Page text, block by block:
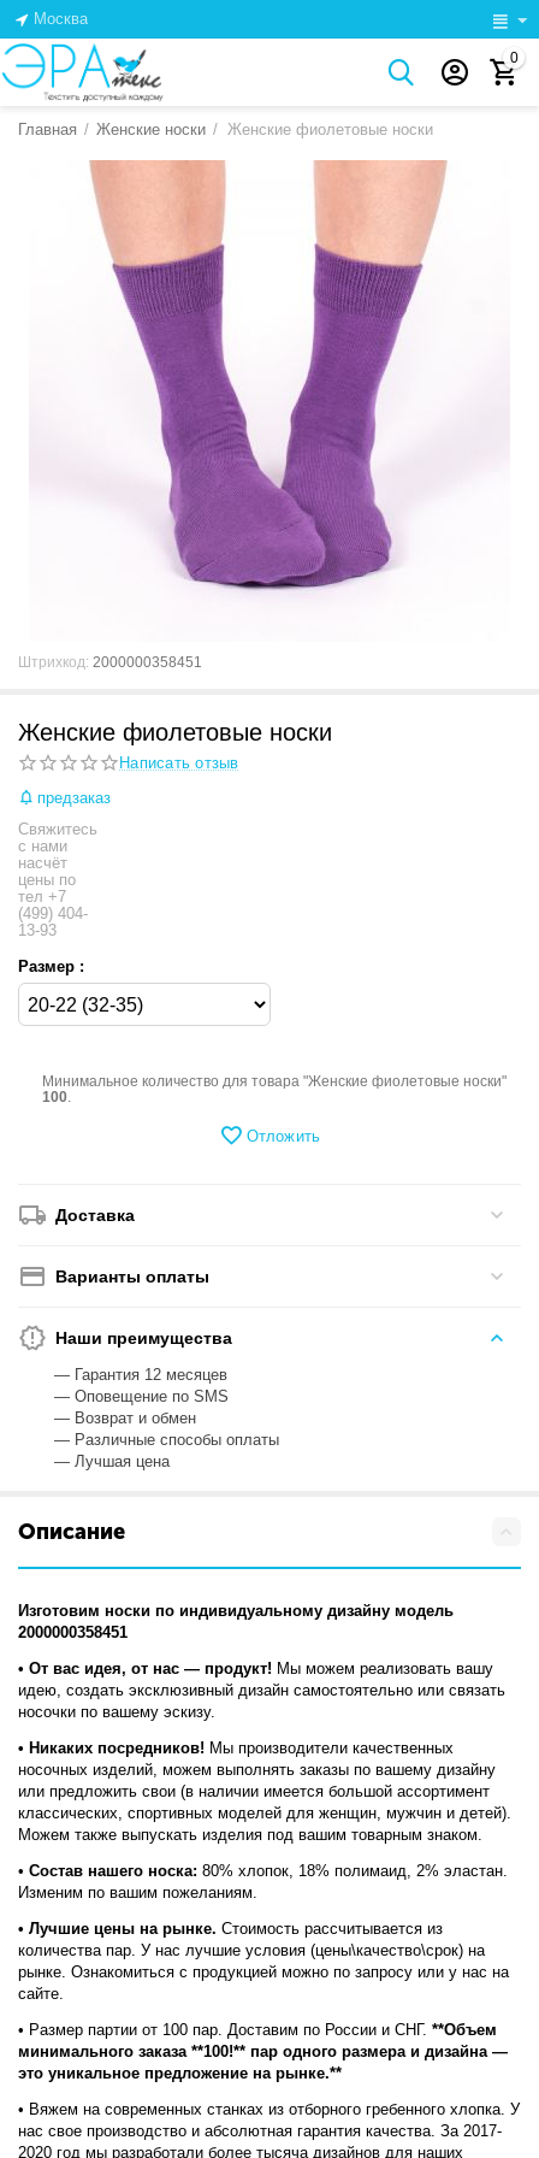
Москва
0
Главная / Женские носки / Женские фиолетовые носки
Штрихкод: 2000000358451
Женские фиолетовые носки
Написать отзыв
предзаказ
Свяжитесь
с нами
насчёт
цены по
тел +7
(499) 404-
13-93
Размер :
Минимальное количество для товара "Женские фиолетовые носки"
100.
Отложить
Доставка
Варианты оплаты
Наши преимущества
— Гарантия 12 месяцев
— Оповещение по SMS
— Возврат и обмен
— Различные способы оплаты
— Лучшая цена
Описание
Изготовим носки по индивидуальному дизайну модель
2000000358451
• От вас идея, от нас — продукт! Мы можем реализовать вашу
идею, создать эксклюзивный дизайн самостоятельно или связать
носочки по вашему эскизу.
• Никаких посредников! Мы производители качественных
носочных изделий, можем выполнять заказы по вашему дизайну
или предложить свои (в наличии имеется большой ассортимент
классических, спортивных моделей для женщин, мужчин и детей).
Можем также выпускать изделия под вашим товарным знаком.
•Состав нашего носка: 80% хлопок, 18% полимаид, 2% эластан.
Изменим по вашим пожеланиям.
• Лучшие цены на рынке. Стоимость рассчитывается из
количества пар. У нас лучшие условия (цены\качество\срок) на
рынке. Ознакомиться с продукцией можно по запросу или у нас на
сайте.
• Размер партии от 100 пар. Доставим по России и СНГ.**Объем
минимального заказа **100!** пар одного размера и дизайна —
это уникальное предложение на рынке.**
• Вяжем на современных станках из отборного гребенного хлопка. У
нас свое производство и абсолютная гарантия качества. За 2017-
2020 год мы разработали более тысяча дизайнов для наших